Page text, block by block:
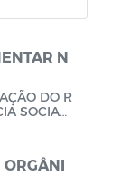
N
DO R
SOCIAL
EM CON
PROVIDÊ